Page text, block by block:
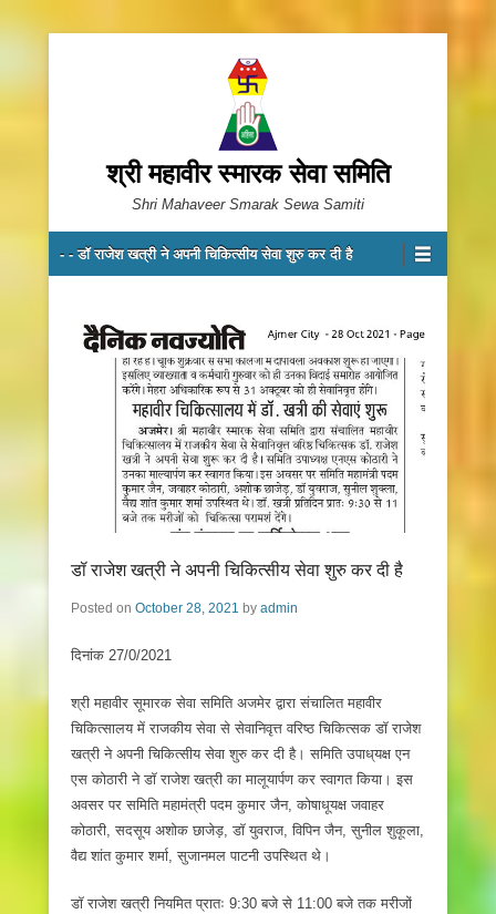
श्री महावीर स्मारक सेवा समिति
Shri Mahaveer Smarak Sewa Samiti
Primary Menu
Skip to content
- - डॉ राजेश खत्री ने अपनी चिकित्सीय सेवा शुरु कर दी है
डॉ राजेश खत्री ने अपनी चिकित्सीय सेवा शुरु कर दी है
Posted on October 28, 2021 by admin
दिनांक 27/0/2021
श्री महावीर सूमारक सेवा समिति अजमेर द्वारा संचालित महावीर
चिकित्सालय में राजकीय सेवा से सेवानिवृत्त वरिष्ठ चिकित्सक डॉ राजेश
खत्री ने अपनी चिकित्सीय सेवा शुरु कर दी है। समिति उपाध्‌यक्ष एन
एस कोठारी ने डॉ राजेश खत्री का मालूयार्पण कर स्वागत किया। इस
अवसर पर समिति महामंत्री पदम कुमार जैन, कोषाधूयक्ष जवाहर
कोठारी, सदसूय अशोक छाजेड़, डॉ युवराज, विपिन जैन, सुनील शुकूला,
वैद्य शांत कुमार शर्मा, सुजानमल पाटनी उपस्थित थे।
डॉ राजेश खत्री नियमित प्रातः 9:30 बजे से 11:00 बजे तक मरीजों